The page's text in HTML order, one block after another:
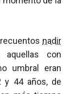
nadir
aquellas con
umbral eran
y 44 años, de